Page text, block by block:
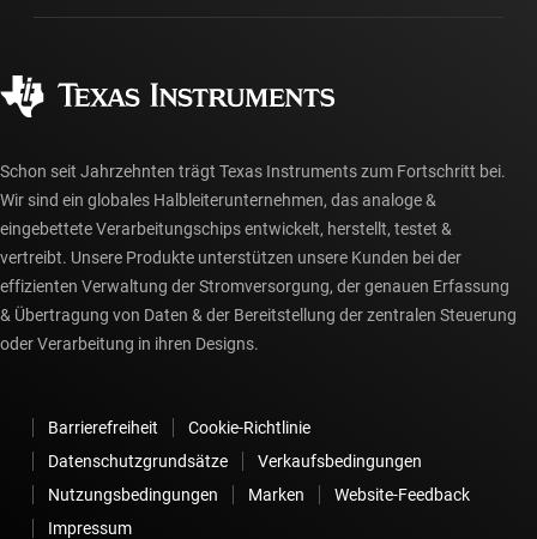
Fertigung
myTI-Konto FAQs
Häufig gestellte Fragen zu Bestellungen
Schon seit Jahrzehnten trägt Texas Instruments zum Fortschritt bei.
Wir sind ein globales Halbleiterunternehmen, das analoge &
eingebettete Verarbeitungschips entwickelt, herstellt, testet &
vertreibt. Unsere Produkte unterstützen unsere Kunden bei der
effizienten Verwaltung der Stromversorgung, der genauen Erfassung
& Übertragung von Daten & der Bereitstellung der zentralen Steuerung
oder Verarbeitung in ihren Designs.
Barrierefreiheit
Cookie-Richtlinie
Datenschutzgrundsätze
Verkaufsbedingungen
Nutzungsbedingungen
Marken
Website-Feedback
Impressum